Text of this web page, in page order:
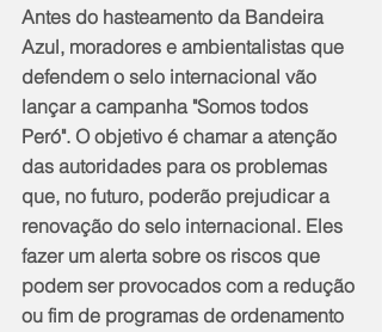
Antes do hasteamento da Bandeira
Azul, moradores e ambientalistas que
defendem o selo internacional vão
lançar a campanha "Somos todos
Peró". O objetivo é chamar a atenção
das autoridades para os problemas
que, no futuro, poderão prejudicar a
renovação do selo internacional. Eles
fazer um alerta sobre os riscos que
podem ser provocados com a redução
ou fim de programas de ordenamento